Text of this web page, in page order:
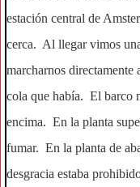
estación central de
cerca. Al llegar vimos
marcharnos directamente
cola que había. El barco
encima. En la planta
fumar. En la planta de
desgracia estaba